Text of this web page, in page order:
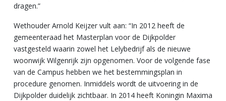
dragen.”
Wethouder Arnold Keijzer vult aan: “In 2012 heeft de
gemeenteraad het Masterplan voor de Dijkpolder
vastgesteld waarin zowel het Lelybedrijf als de nieuwe
woonwijk Wilgenrijk zijn opgenomen. Voor de volgende fase
van de Campus hebben we het bestemmingsplan in
procedure genomen. Inmiddels wordt de uitvoering in de
Dijkpolder duidelijk zichtbaar. In 2014 heeft Koningin Maxima